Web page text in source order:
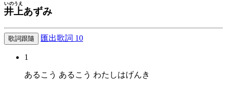
井上
いのうえ
あずみ
歌詞跟隨 匯出歌詞 10
1
あるこう あるこう わたしはげんき